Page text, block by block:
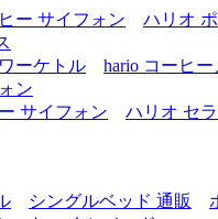
ー サイフォン
ハリオ
ーケトル
hario コーヒ
ン
サイフォン
ハリオ セ
シングルベッド 通販